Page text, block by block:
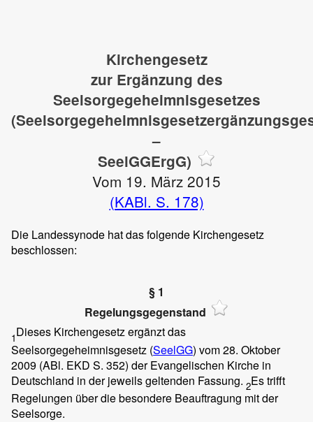
Kirchengesetz
zur Ergänzung des
Seelsorgegeheimnisgesetzes
–
SeelGGErgG)
Vom 19. März 2015
(KABl. S. 178)
Die Landessynode hat das folgende Kirchengesetz
beschlossen:
§ 1
Regelungsgegenstand
1Dieses Kirchengesetz ergänzt das
Seelsorgegeheimnisgesetz (SeelGG) vom 28. Oktober
2009 (ABl. EKD S. 352) der Evangelischen Kirche in
Deutschland in der jeweils geltenden Fassung. 2Es trifft
Regelungen über die besondere Beauftragung mit der
Seelsorge.